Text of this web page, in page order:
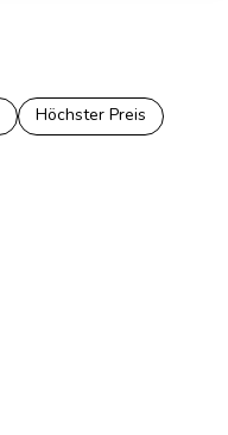
Höchster Preis